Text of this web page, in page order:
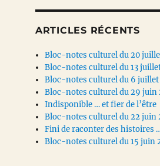
ARTICLES RÉCENTS
Bloc-notes culturel du 20
Bloc-notes culturel du 13
Bloc-notes culturel du 6 juillet
Bloc-notes culturel du 29 juin
Indisponible … et fier de l’être
Bloc-notes culturel du 22 juin
Fini de raconter des histoires
Bloc-notes culturel du 15 juin